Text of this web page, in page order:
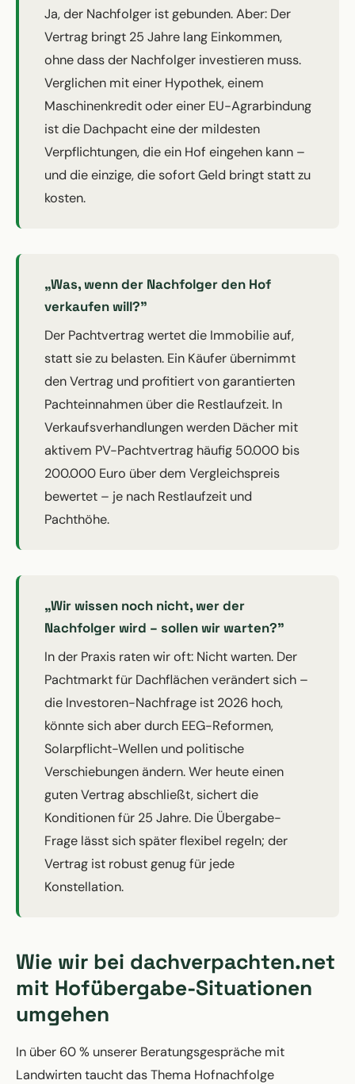
Ja, der Nachfolger ist gebunden. Aber: Der
Vertrag bringt 25 Jahre lang Einkommen,
ohne dass der Nachfolger investieren muss.
Verglichen mit einer Hypothek, einem
Maschinenkredit oder einer EU-Agrarbindung
ist die Dachpacht eine der mildesten
Verpflichtungen, die ein Hof eingehen kann –
und die einzige, die sofort Geld bringt statt zu
kosten.
„Was, wenn der Nachfolger den Hof
verkaufen will?"
Der Pachtvertrag wertet die Immobilie auf,
statt sie zu belasten. Ein Käufer übernimmt
den Vertrag und profitiert von garantierten
Pachteinnahmen über die Restlaufzeit. In
Verkaufsverhandlungen werden Dächer mit
aktivem PV-Pachtvertrag häufig 50.000 bis
200.000 Euro über dem Vergleichspreis
bewertet – je nach Restlaufzeit und
Pachthöhe.
„Wir wissen noch nicht, wer der
Nachfolger wird – sollen wir warten?"
In der Praxis raten wir oft: Nicht warten. Der
Pachtmarkt für Dachflächen verändert sich –
die Investoren-Nachfrage ist 2026 hoch,
könnte sich aber durch EEG-Reformen,
Solarpflicht-Wellen und politische
Verschiebungen ändern. Wer heute einen
guten Vertrag abschließt, sichert die
Konditionen für 25 Jahre. Die Übergabe-
Frage lässt sich später flexibel regeln; der
Vertrag ist robust genug für jede
Konstellation.
Wie wir bei dachverpachten.net
mit Hofübergabe-Situationen
umgehen
In über 60 % unserer Beratungsgespräche mit
Landwirten taucht das Thema Hofnachfolge